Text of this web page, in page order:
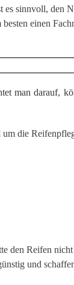
sinnvoll, den
einen
man darauf,
um die
den Reifen
und